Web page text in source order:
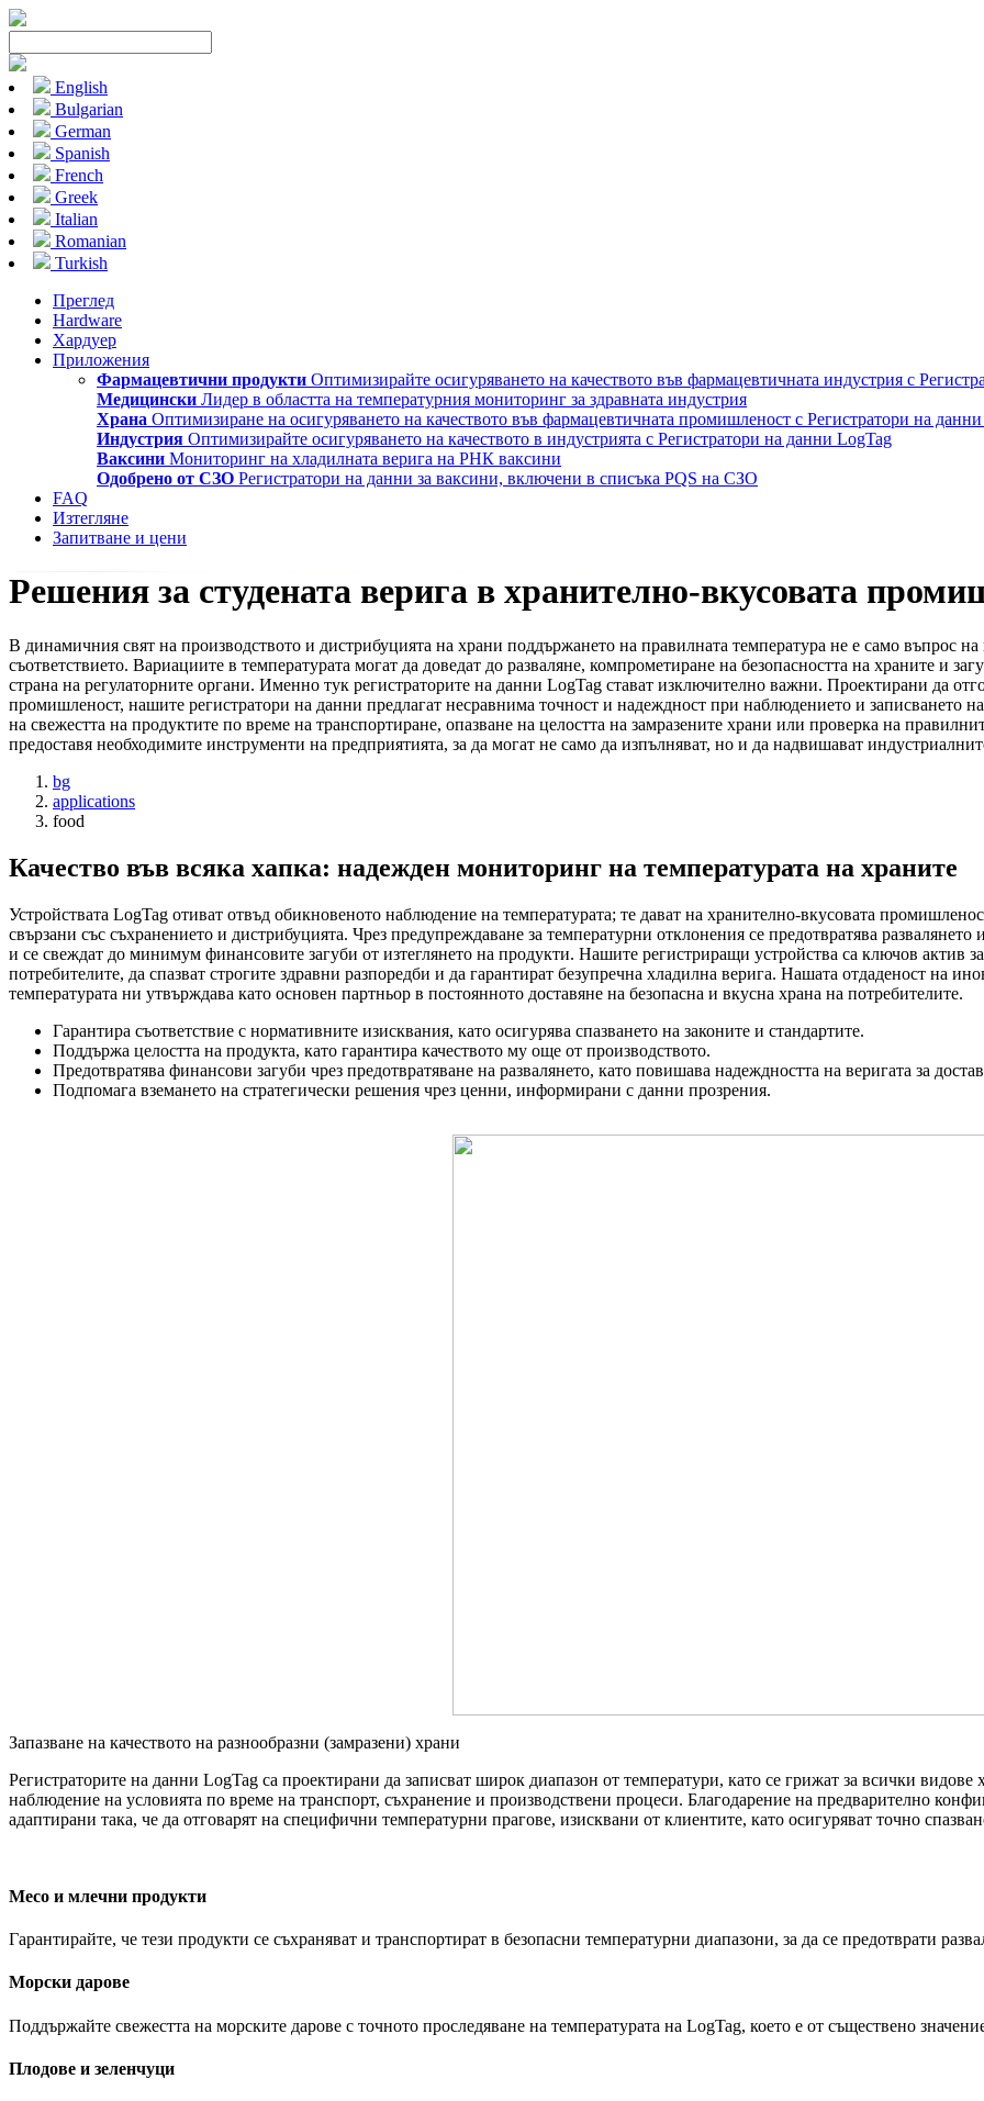
English
Bulgarian
German
Spanish
French
Greek
Italian
Romanian
Turkish
Преглед
Hardware
Хардуер
Приложения
Фармацевтични продукти Оптимизирайте осигуряването на качеството във фармацевтичната индустрия с
Медицински Лидер в областта на температурния мониторинг за здравната индустрия
Храна Оптимизиране на осигуряването на качеството във фармацевтичната промишленост с Регистратори на
Индустрия Оптимизирайте осигуряването на качеството в индустрията с Регистратори на данни LogTag
Ваксини Мониторинг на хладилната верига на РНК ваксини
Одобрено от СЗО Регистратори на данни за ваксини, включени в списъка PQS на СЗО
FAQ
Изтегляне
Запитване и цени
Решения за студената верига в хранително-вкусовата
В динамичния свят на производството и дистрибуцията на храни поддържането на правилната температура не е само въпрос на
съответствието. Вариациите в температурата могат да доведат до разваляне, компрометиране на безопасността на храните и
страна на регулаторните органи. Именно тук регистраторите на данни LogTag стават изключително важни. Проектирани да
промишленост, нашите регистратори на данни предлагат несравнима точност и надеждност при наблюдението и записването
на свежестта на продуктите по време на транспортиране, опазване на целостта на замразените храни или проверка на
предоставя необходимите инструменти на предприятията, за да могат не само да изпълняват, но и да надвишават
bg
applications
food
Качество във всяка хапка: надежден мониторинг на температурата на храните
Устройствата LogTag отиват отвъд обикновеното наблюдение на температурата; те дават на хранително-вкусовата
свързани със съхранението и дистрибуцията. Чрез предупреждаване за температурни отклонения се предотвратява развалянето
и се свеждат до минимум финансовите загуби от изтеглянето на продукти. Нашите регистриращи устройства са ключов актив
потребителите, да спазват строгите здравни разпоредби и да гарантират безупречна хладилна верига. Нашата отдаденост на
температурата ни утвърждава като основен партньор в постоянното доставяне на безопасна и вкусна храна на потребителите.
Гарантира съответствие с нормативните изисквания, като осигурява спазването на законите и стандартите.
Поддържа целостта на продукта, като гарантира качеството му още от производството.
Предотвратява финансови загуби чрез предотвратяване на развалянето, като повишава надеждността на веригата за
Подпомага вземането на стратегически решения чрез ценни, информирани с данни прозрения.
Запазване на качеството на разнообразни (замразени) храни
Регистраторите на данни LogTag са проектирани да записват широк диапазон от температури, като се грижат за всички
наблюдение на условията по време на транспорт, съхранение и производствени процеси. Благодарение на предварително
адаптирани така, че да отговарят на специфични температурни прагове, изисквани от клиентите, като осигуряват точно
Месо и млечни продукти
Гарантирайте, че тези продукти се съхраняват и транспортират в безопасни температурни диапазони, за да се предотврати
Морски дарове
Поддържайте свежестта на морските дарове с точното проследяване на температурата на LogTag, което е от съществено
Плодове и зеленчуци